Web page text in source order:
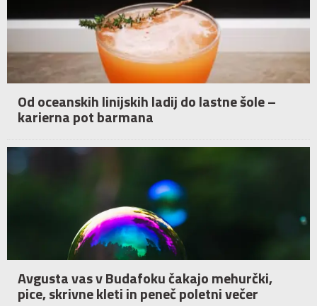
Od oceanskih linijskih ladij do lastne šole –
karierna pot barmana
Avgusta vas v Budafoku čakajo mehurčki,
pice, skrivne kleti in peneč poletni večer